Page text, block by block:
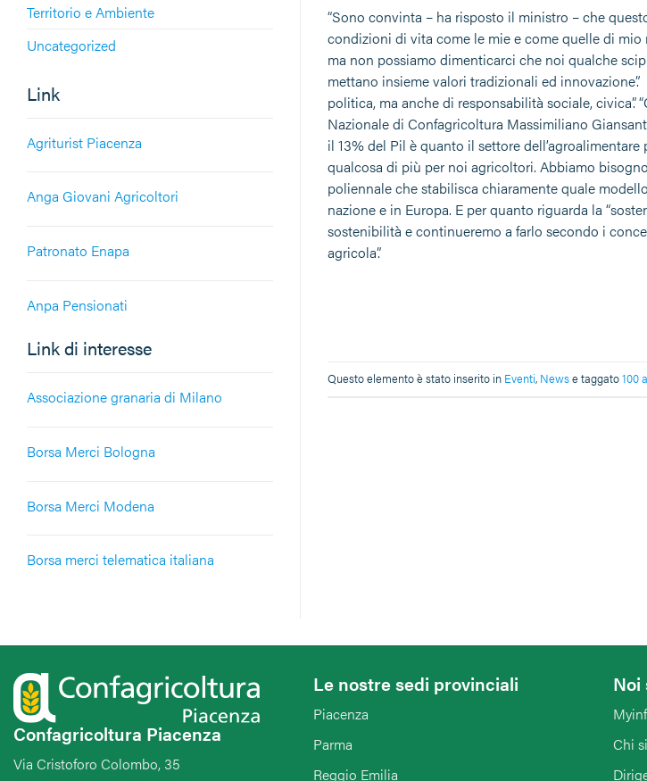
Territorio e Ambiente
Uncategorized
Link
Agriturist Piacenza
Anga Giovani Agricoltori
Patronato Enapa
Anpa Pensionati
Link di interesse
Associazione granaria di Milano
Borsa Merci Bologna
Borsa Merci Modena
Borsa merci telematica italiana
“Sono convinta – ha risposto il ministro – che
condizioni di vita come le mie e come quelle di
ma non possiamo dimenticarci che noi qualche
mettano insieme valori tradizionali ed
politica, ma anche di responsabilità sociale,
Nazionale di Confagricoltura Massimiliano
il 13% del Pil è quanto il settore
qualcosa di più per noi agricoltori. Abbiamo
poliennale che stabilisca chiaramente quale
nazione e in Europa. E per quanto riguarda la
sostenibilità e continueremo a farlo secondo i
agricola”.
Questo elemento è stato inserito in Eventi, Newse taggato100
Confagricoltura Piacenza
Via Cristoforo Colombo, 35
Le nostre sedi provinciali
Piacenza
Parma
Reggio Emilia
Noi
Chi